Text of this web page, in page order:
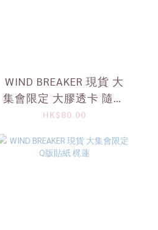
WIND BREAKER 現貨 大
集會限定 大膠透卡 隨機
1個 桐生三輝
HK$80.00